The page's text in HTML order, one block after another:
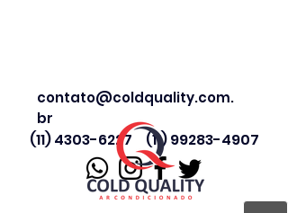
contato@coldquality.com.
br
(11) 4303-6227 (11) 99283-4907